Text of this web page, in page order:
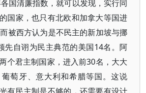
国清廉指数，就可以发现，实行同
国家，也只有北欧和加拿大等国进
被西方认为是不民主的新加坡与挪
先自诩为民主典范的美国14名。阿
个君主制国家，进入前30名，大大
萄牙、意大利和希腊等国。这说